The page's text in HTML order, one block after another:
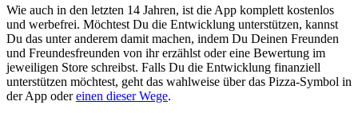
Wie auch in den letzten 14 Jahren, ist die App komplett kostenlos
und werbefrei. Möchtest Du die Entwicklung unterstützen, kannst
Du das unter anderem damit machen, indem Du Deinen Freunden
und Freundesfreunden von ihr erzählst oder eine Bewertung im
jeweiligen Store schreibst. Falls Du die Entwicklung finanziell
unterstützen möchtest, geht das wahlweise über das Pizza-Symbol in
der App odereinen dieser Wege.